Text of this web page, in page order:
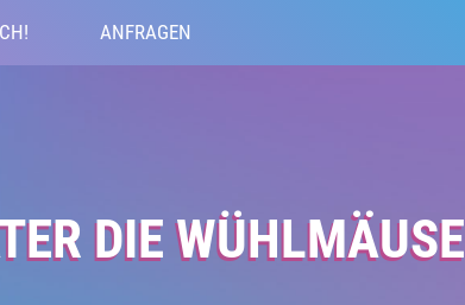
ANFRAGEN
DIE WÜHLMÄUSE